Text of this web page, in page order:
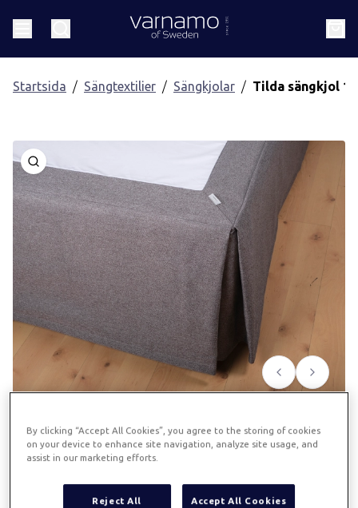
Header.homePage
Startsida Sängtextilier Sängkjolar Tilda sängkjol
Öppna
Föregående
Nästa
Tilda sängkjol 160x200x52 -
By clicking “Accept All Cookies”, you agree to the storing of cookies
on your device to enhance site navigation, analyze site usage, and
assist in our marketing efforts.
Reject All Accept All Cookies